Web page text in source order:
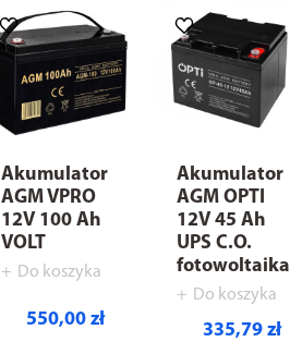
Akumulator
AGM VPRO
12V 100 Ah
VOLT
Do koszyka
550,00 zł
Akumulator
AGM OPTI
12V 45 Ah
UPS C.O.
fotowoltaika
Do koszyka
335,79 zł